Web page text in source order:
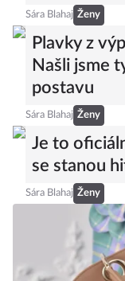
Sára Blahaj Ženy
Plavky z
Našli jsme
postavu
Sára Blahaj Ženy
Je to
se stanou
Sára Blahaj Ženy